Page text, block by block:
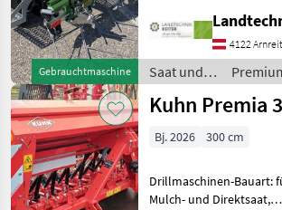
Gebrauchtmaschine
Einscheibenschare,
Extrastriegel,
Fahrgassenschaltung,
Fahrwerk Amazone D9
Spezial, Baujahr 2025 25
Reihen, Ro
4122 Arnreit
Saat und
Pflege /
Amazone
Kuhn Premia
Bj. 2026 300 cm
Drillmaschinen-Bauart:
Mulch- und Direktsaat,